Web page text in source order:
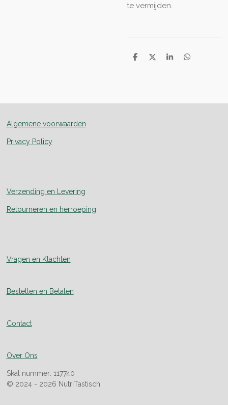
te vermijden.
D
D
S
D
Algemene voorwaarden
Privacy Policy
Verzending en Levering
Retourneren en herroeping
Vragen en Klachten
Bestellen en Betalen
Contact
Over Ons
Skal nummer: 117740
© 2024 - 2026 NutriTastisch